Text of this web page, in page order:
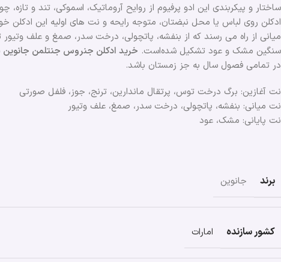
ساختار و پیکربندی این ادو پرفیوم از روایح آروماتیک، اسموکی، تند و
ادکلن روی لباس یا محل نبضتان، متوجه رایحه و نت های اولیه این ادکلن
سنگین مشک و عود تشکیل شده‌است. خرید ادکلن جنروس جنتلمن جانوین
در تمامی فصول ‌سال به جز زمستان باشد.
نت آغازین: برگ درخت توس، پرتقال ماندارین، ترنج، جوز، فلفل صورتی
نت میانی: بنفشه، پاتچولی، درخت سدر، صمغ، علف وتیور
نت پایانی: مشک، عود
برند جانوین
کشور سازنده امارات